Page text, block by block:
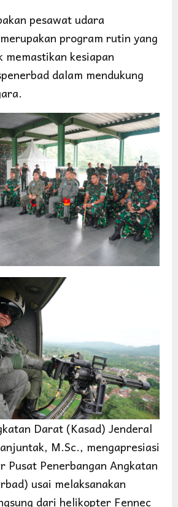
pesawat udara
program rutin yang
memastikan kesiapan
dalam mendukung
Darat (Kasad) Jenderal
M.Sc., mengapresiasi
Pusat Penerbangan Angkatan
usai melaksanakan
dari helikopter Fennec